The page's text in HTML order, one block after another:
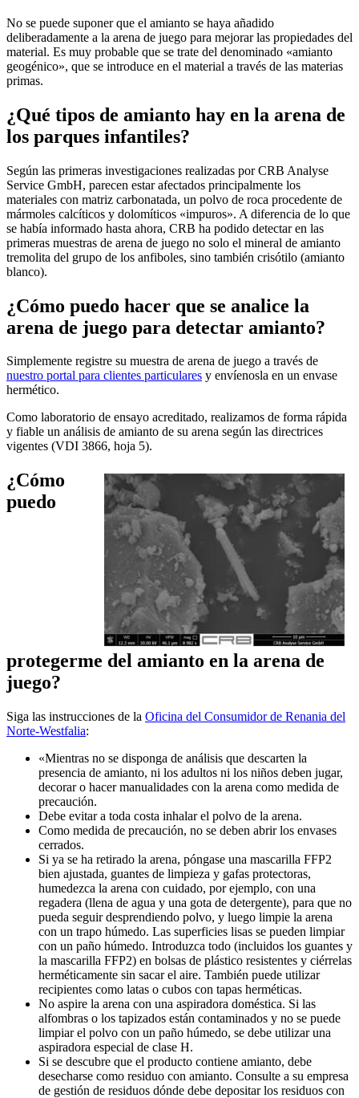
No se puede suponer que el amianto se haya añadido
deliberadamente a la arena de juego para mejorar las propiedades del
material. Es muy probable que se trate del denominado «amianto
geogénico», que se introduce en el material a través de las materias
primas.
¿Qué tipos de amianto hay en la arena de
los parques infantiles?
Según las primeras investigaciones realizadas por CRB Analyse
Service GmbH, parecen estar afectados principalmente los
materiales con matriz carbonatada, un polvo de roca procedente de
mármoles calcíticos y dolomíticos «impuros». A diferencia de lo que
se había informado hasta ahora, CRB ha podido detectar en las
primeras muestras de arena de juego no solo el mineral de amianto
tremolita del grupo de los anfiboles, sino también crisótilo (amianto
blanco).
¿Cómo puedo hacer que se analice la
arena de juego para detectar amianto?
Simplemente registre su muestra de arena de juego a través de
nuestro portal para clientes particulares y envíenosla en un envase
hermético.
Como laboratorio de ensayo acreditado, realizamos de forma rápida
y fiable un análisis de amianto de su arena según las directrices
vigentes (VDI 3866, hoja 5).
¿Cómo
puedo
protegerme del amianto en la arena de
juego?
Siga las instrucciones de la Oficina del Consumidor de Renania del
Norte-Westfalia:
«Mientras no se disponga de análisis que descarten la
presencia de amianto, ni los adultos ni los niños deben jugar,
decorar o hacer manualidades con la arena como medida de
precaución.
Debe evitar a toda costa inhalar el polvo de la arena.
Como medida de precaución, no se deben abrir los envases
cerrados.
Si ya se ha retirado la arena, póngase una mascarilla FFP2
bien ajustada, guantes de limpieza y gafas protectoras,
humedezca la arena con cuidado, por ejemplo, con una
regadera (llena de agua y una gota de detergente), para que no
pueda seguir desprendiendo polvo, y luego limpie la arena
con un trapo húmedo. Las superficies lisas se pueden limpiar
con un paño húmedo. Introduzca todo (incluidos los guantes y
la mascarilla FFP2) en bolsas de plástico resistentes y ciérrelas
herméticamente sin sacar el aire. También puede utilizar
recipientes como latas o cubos con tapas herméticas.
No aspire la arena con una aspiradora doméstica. Si las
alfombras o los tapizados están contaminados y no se puede
limpiar el polvo con un paño húmedo, se debe utilizar una
aspiradora especial de clase H.
Si se descubre que el producto contiene amianto, debe
desecharse como residuo con amianto. Consulte a su empresa
de gestión de residuos dónde debe depositar los residuos con